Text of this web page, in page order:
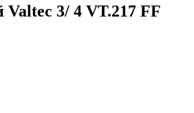
3/ 4 VT.217 FF